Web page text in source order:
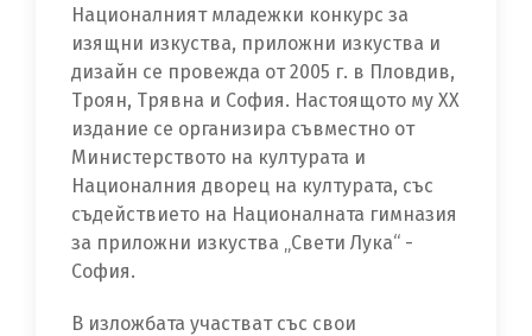
Националният младежки конкурс за
изящни изкуства, приложни изкуства и
дизайн се провежда от 2005 г. в Пловдив,
Троян, Трявна и София. Настоящото му XX
издание се организира съвместно от
Министерството на културата и
Националния дворец на културата, със
съдействието на Националната гимназия
за приложни изкуства „Свети Лука“ -
София.
В изложбата участват със свои